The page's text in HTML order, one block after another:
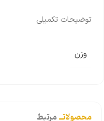
توضیحات تکمیلی
وزن
محصولاتــمرتبط